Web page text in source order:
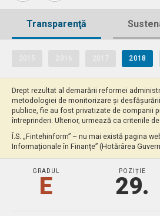
Transparenţă
2018
Drept rezultat al demarării reformei
metodologiei de monitorizare și
publice, fie au fost privatizate de companii
întreprinderi. Ulterior, urmează ca criteriile
Î.S. „Fintehinform” – nu mai există pagina
Informaționale în Finanțe” (Hotărârea
GRADUL
E
POZIȚIE
29.